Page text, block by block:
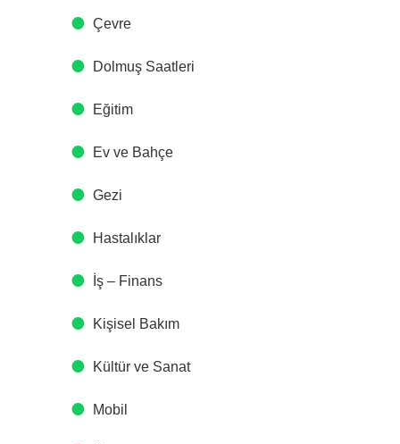
Çevre
Dolmuş Saatleri
Eğitim
Ev ve Bahçe
Gezi
Hastalıklar
İş – Finans
Kişisel Bakım
Kültür ve Sanat
Mobil